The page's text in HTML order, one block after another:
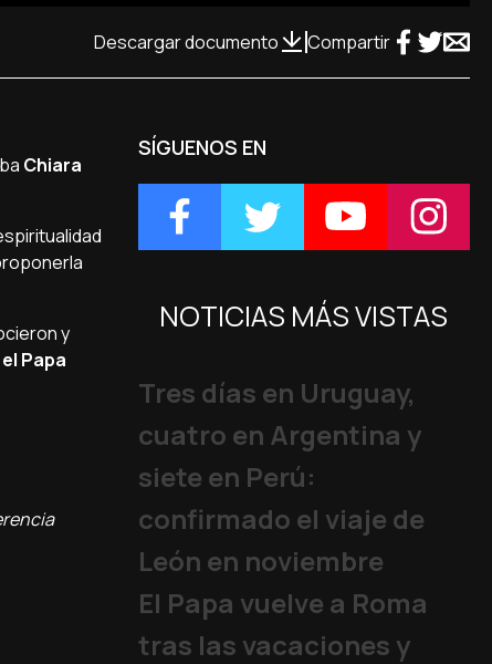
Descargar documento Compartir
Chiara
y
Papa
SÍGUENOS EN
NOTICIAS MÁS VISTAS
Tres días en Uruguay,
cuatro en Argentina y
siete en Perú:
confirmado el viaje de
León en noviembre
El Papa vuelve a Roma
tras las vacaciones y